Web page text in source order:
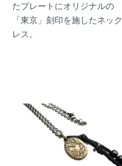
たプレートにオリジナルの
「東京」刻印を施したネック
レス。